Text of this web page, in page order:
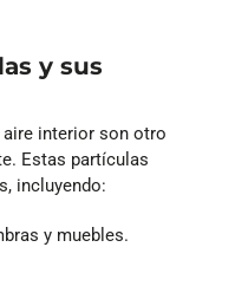
y sus
interior son otro
Estas partículas
incluyendo:
y muebles.